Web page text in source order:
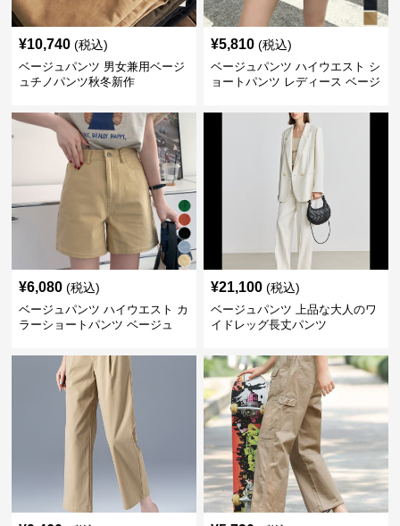
¥10,740 (税込)
ベージュパンツ 男女兼用ベージ
ュチノパンツ秋冬新作
¥5,810 (税込)
ベージュパンツ ハイウエスト シ
ョートパンツ レディース ベージ
¥6,080 (税込)
ベージュパンツ ハイウエスト カ
ラーショートパンツ ベージュ
¥21,100 (税込)
ベージュパンツ 上品な大人のワ
イドレッグ長丈パンツ